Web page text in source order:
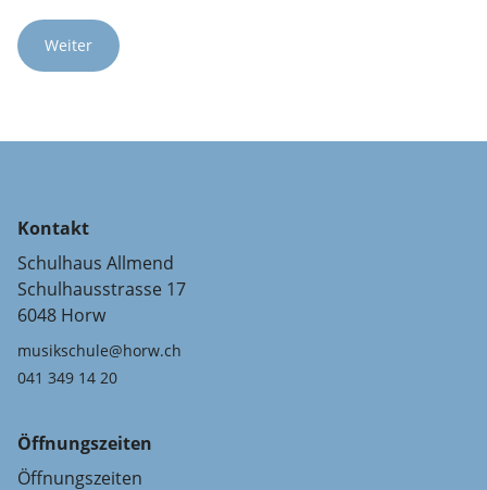
Kontakt
Schulhaus Allmend
Schulhausstrasse 17
6048 Horw
musikschule@horw.ch
041 349 14 20
Öffnungszeiten
Öffnungszeiten